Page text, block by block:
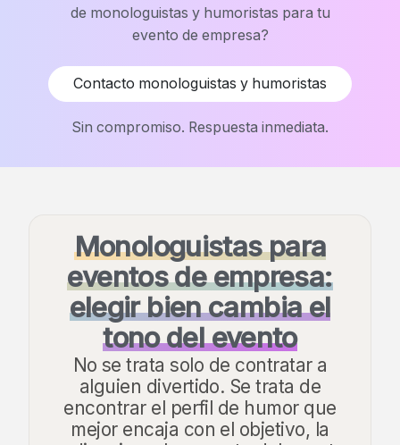
de monologuistas y humoristas para tu
evento de empresa?
Contacto monologuistas y humoristas
Sin compromiso. Respuesta inmediata.
Monologuistas para
eventos de empresa:
elegir bien cambia el
tono del evento
No se trata solo de contratar a
alguien divertido. Se trata de
encontrar el perfil de humor que
mejor encaja con el objetivo, la